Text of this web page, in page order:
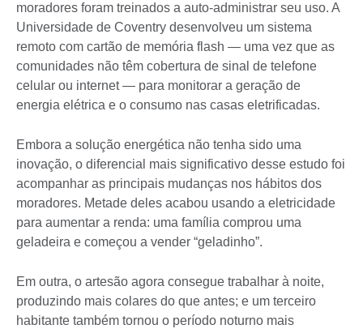
moradores foram treinados a auto-administrar seu uso. A
Universidade de Coventry desenvolveu um sistema
remoto com cartão de memória flash — uma vez que as
comunidades não têm cobertura de sinal de telefone
celular ou internet — para monitorar a geração de
energia elétrica e o consumo nas casas eletrificadas.
Embora a solução energética não tenha sido uma
inovação, o diferencial mais significativo desse estudo foi
acompanhar as principais mudanças nos hábitos dos
moradores. Metade deles acabou usando a eletricidade
para aumentar a renda: uma família comprou uma
geladeira e começou a vender “geladinho”.
Em outra, o artesão agora consegue trabalhar à noite,
produzindo mais colares do que antes; e um terceiro
habitante também tornou o período noturno mais